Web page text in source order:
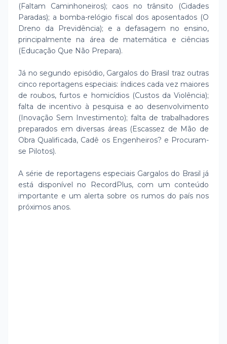
(Faltam Caminhoneiros); caos no trânsito (Cidades
Paradas); a bomba-relógio fiscal dos aposentados (O
Dreno da Previdência); e a defasagem no ensino,
principalmente na área de matemática e ciências
(Educação Que Não Prepara).
Já no segundo episódio, Gargalos do Brasil traz outras
cinco reportagens especiais: índices cada vez maiores
de roubos, furtos e homicídios (Custos da Violência);
falta de incentivo à pesquisa e ao desenvolvimento
(Inovação Sem Investimento); falta de trabalhadores
preparados em diversas áreas (Escassez de Mão de
Obra Qualificada, Cadê os Engenheiros? e Procuram-
se Pilotos).
A série de reportagens especiais Gargalos do Brasil já
está disponível no RecordPlus, com um conteúdo
importante e um alerta sobre os rumos do país nos
próximos anos.